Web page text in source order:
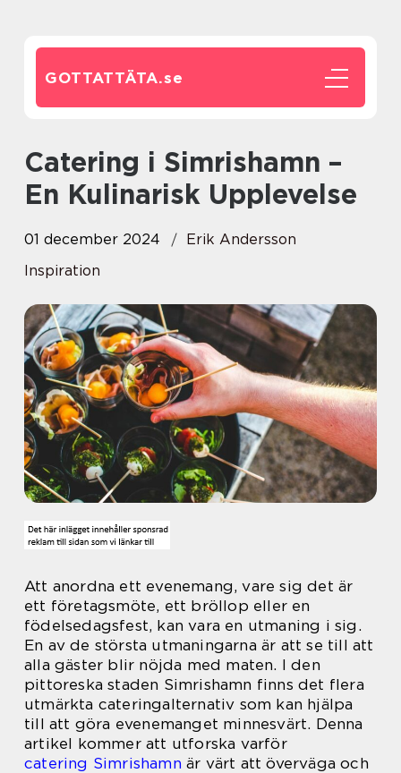
GOTTATTÄTA.se
Catering i Simrishamn –
En Kulinarisk Upplevelse
01 december 2024
Erik Andersson
Inspiration
Att anordna ett evenemang, vare sig det är
ett företagsmöte, ett bröllop eller en
födelsedagsfest, kan vara en utmaning i sig.
En av de största utmaningarna är att se till att
alla gäster blir nöjda med maten. I den
pittoreska staden Simrishamn finns det flera
utmärkta cateringalternativ som kan hjälpa
till att göra evenemanget minnesvärt. Denna
artikel kommer att utforska varför
catering Simrishamn är värt att överväga och